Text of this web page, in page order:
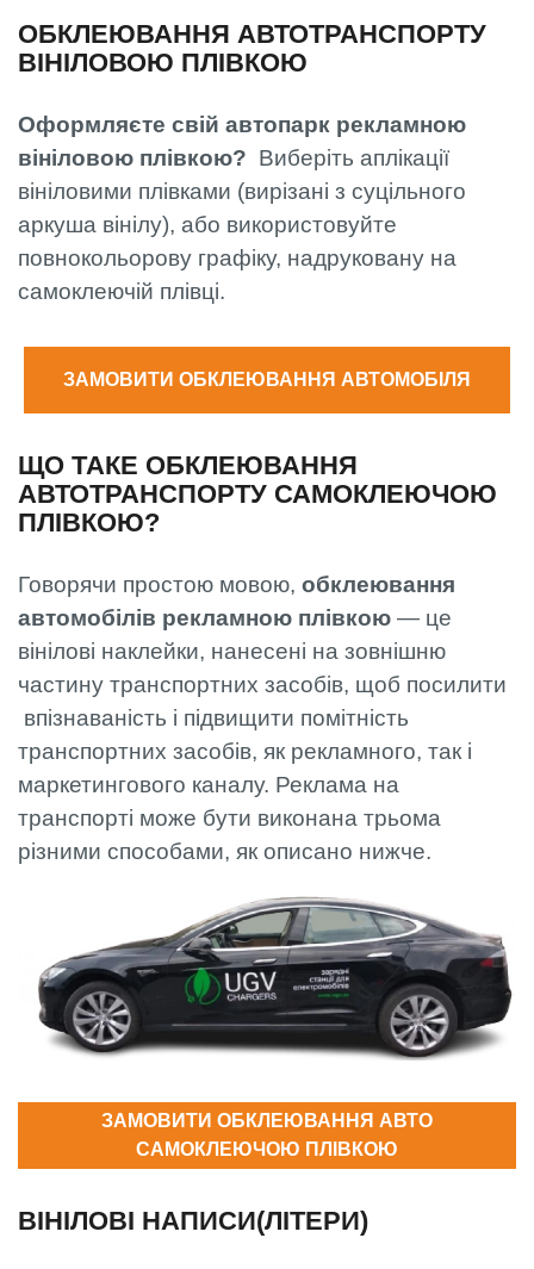
ОБКЛЕЮВАННЯ АВТОТРАНСПОРТУ
ВІНІЛОВОЮ ПЛІВКОЮ
Оформляєте свій автопарк рекламною
вініловою плівкою? Виберіть аплікації
вініловими плівками (вирізані з суцільного
аркуша вінілу), або використовуйте
повнокольорову графіку, надруковану на
самоклеючій плівці.
ЗАМОВИТИ ОБКЛЕЮВАННЯ АВТОМОБІЛЯ
ЩО ТАКЕ ОБКЛЕЮВАННЯ
АВТОТРАНСПОРТУ САМОКЛЕЮЧОЮ
ПЛІВКОЮ?
Говорячи простою мовою, обклеювання
автомобілів рекламною плівкою — це
вінілові наклейки, нанесені на зовнішню
частину транспортних засобів, щоб посилити
впізнаваність і підвищити помітність
транспортних засобів, як рекламного, так і
маркетингового каналу. Реклама на
транспорті може бути виконана трьома
різними способами, як описано нижче.
ЗАМОВИТИ ОБКЛЕЮВАННЯ АВТО
САМОКЛЕЮЧОЮ ПЛІВКОЮ
ВІНІЛОВІ НАПИСИ(ЛІТЕРИ)